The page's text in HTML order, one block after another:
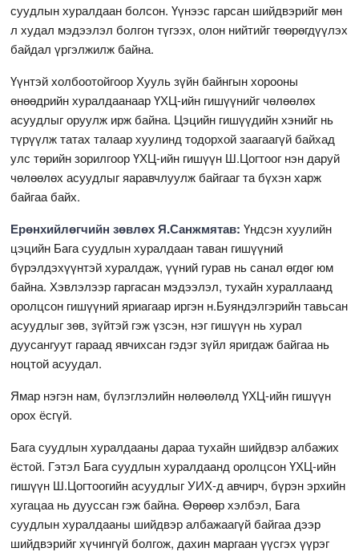
суудлын хуралдаан болсон. Үүнээс гарсан шийдвэрийг мөн
л худал мэдээлэл болгон түгээх, олон нийтийг төөрөгдүүлэх
байдал үргэлжилж байна.
Үүнтэй холбоотойгоор Хууль зүйн байнгын хорооны
өнөөдрийн хуралдаанаар ҮХЦ-ийн гишүүнийг чөлөөлөх
асуудлыг оруулж ирж байна. Цэцийн гишүүдийн хэнийг нь
түрүүлж татах талаар хуулинд тодорхой заагаагүй байхад
улс төрийн зорилгоор ҮХЦ-ийн гишүүн Ш.Цогтоог нэн даруй
чөлөөлөх асуудлыг яаравчлуулж байгааг та бүхэн харж
байгаа байх.
Ерөнхийлөгчийн зөвлөх Я.Санжмятав:Үндсэн хуулийн
цэцийн Бага суудлын хуралдаан таван гишүүний
бүрэлдэхүүнтэй хуралдаж, үүний гурав нь санал өгдөг юм
байна. Хэвлэлээр гаргасан мэдээлэл, тухайн хураллаанд
оролцсон гишүүний яриагаар иргэн н.Буяндэлгэрийн тавьсан
асуудлыг зөв, зүйтэй гэж үзсэн, нэг гишүүн нь хурал
дуусангуут гараад явчихсан гэдэг зүйл яригдаж байгаа нь
ноцтой асуудал.
Ямар нэгэн нам, бүлэглэлийн нөлөөлөлд ҮХЦ-ийн гишүүн
орох ёсгүй.
Бага суудлын хуралдааны дараа тухайн шийдвэр албажих
ёстой. Гэтэл Бага суудлын хуралдаанд оролцсон ҮХЦ-ийн
гишүүн Ш.Цогтоогийн асуудлыг УИХ-д авчирч, бүрэн эрхийн
хугацаа нь дууссан гэж байна. Өөрөөр хэлбэл, Бага
суудлын хуралдааны шийдвэр албажаагүй байгаа дээр
шийдвэрийг хүчингүй болгож, дахин маргаан үүсгэх үүрэг